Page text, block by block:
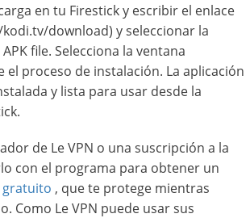
en tu Firestick y escribir el enlace
download) y seleccionar la
file. Selecciona la ventana
el proceso de instalación. La aplicación
y lista para usar desde la
de Le VPN o una suscripción a la
con el programa para obtener un
gratuito , que te protege mientras
Como Le VPN puede usar sus